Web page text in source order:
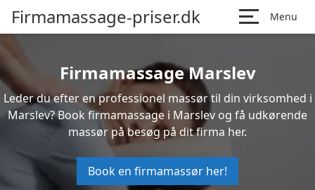
Firmamassage-priser.dk Menu
Firmamassage Marslev
Leder du efter en professionel massør til din virksomhed i
Marslev? Book firmamassage i Marslev og få udkørende
massør på besøg på dit firma her.
Book en firmamassør her!